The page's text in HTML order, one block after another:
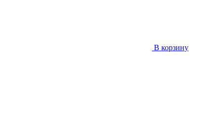
В корзину